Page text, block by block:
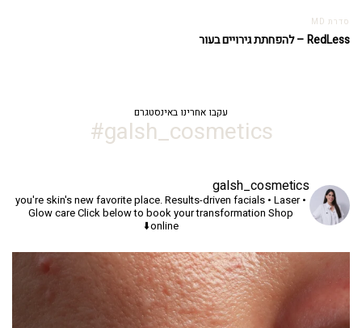
סדרת MD
RedLess – להפחתת גירויים בעור
עקבו אחרינו באינסטגרם
galsh_cosmetics#
galsh_cosmetics
you're skin's new favorite place.Results-driven facials • Laser •
Glow careClick below to book your transformation Shop
online⬇️